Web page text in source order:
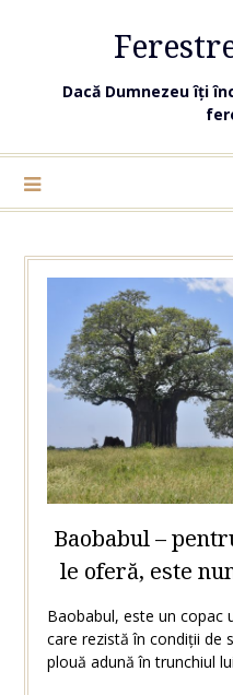
Dacă Dumnezeu îți
Baobabul –
le oferă, este
Baobabul, este un copac
care rezistă în condiții de
plouă adună în trunchiul